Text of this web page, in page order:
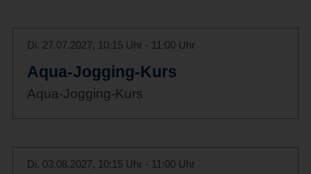
Di. 27.07.2027, 10:15 Uhr - 11:00 Uhr
Aqua-Jogging-Kurs
Aqua-Jogging-Kurs
Di. 03.08.2027, 10:15 Uhr - 11:00 Uhr